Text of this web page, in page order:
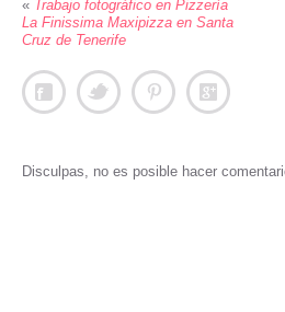
« Trabajo fotográfico en Pizzería
La Finissima Maxipizza en Santa
Cruz de Tenerife
Disculpas, no es posible hacer